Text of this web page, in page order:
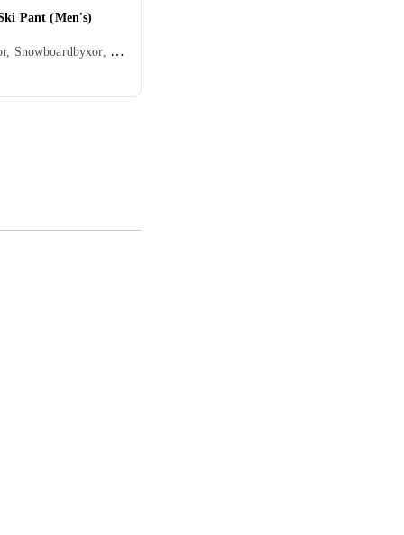
Pant (Men's)
Skidbyxor, Snowboardbyxor, S, M, L, XL, XXL, Svart